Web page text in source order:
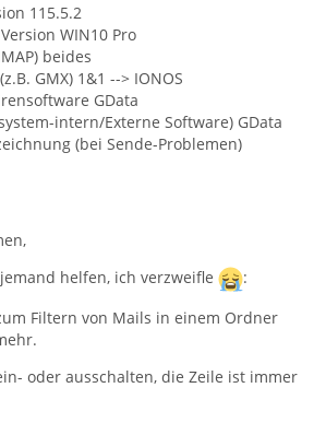
115.5.2
WIN10 Pro
beides
GMX) 1&1 --> IONOS
GData
intern/Externe Software) GData
(bei Sende-Problemen)
helfen, ich verzweifle
:
Filtern von Mails in einem Ordner
oder ausschalten, die Zeile ist immer